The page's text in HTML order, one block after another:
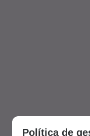
Política de